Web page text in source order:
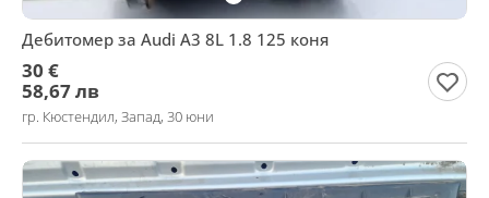
Дебитомер за Audi A3 8L 1.8 125 коня
30 €
58,67 лв
гр. Кюстендил, Запад, 30 юни